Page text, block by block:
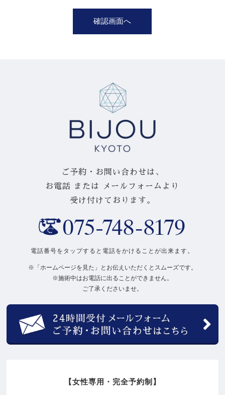
ご予約・お問い合わせは、
お電話 または メールフォームより
受け付けております。
電話番号をタップすると電話をかけることが出来ます。
※「ホームページを見た」とお伝えいただくとスムーズです。
※施術中はお電話に出ることができません。
ご了承くださいませ。
【女性専用・完全予約制】